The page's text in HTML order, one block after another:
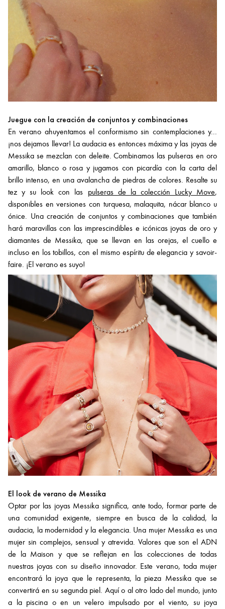
Juegue con la creación de conjuntos y combinaciones
En verano ahuyentamos el conformismo sin contemplaciones y...
¡nos dejamos llevar! La audacia es entonces máxima y las joyas de
Messika se mezclan con deleite. Combinamos las pulseras en oro
amarillo, blanco o rosa y jugamos con picardía con la carta del
brillo intenso, en una avalancha de piedras de colores. Resalte su
tez y su look con las pulseras de la colección Lucky Move,
disponibles en versiones con turquesa, malaquita, nácar blanco u
ónice. Una creación de conjuntos y combinaciones que también
hará maravillas con las imprescindibles e icónicas joyas de oro y
diamantes de Messika, que se llevan en las orejas, el cuello e
incluso en los tobillos, con el mismo espíritu de elegancia y savoir-
faire. ¡El verano es suyo!
El look de verano de Messika
Optar por las joyas Messika significa, ante todo, formar parte de
una comunidad exigente, siempre en busca de la calidad, la
audacia, la modernidad y la elegancia. Una mujer Messika es una
mujer sin complejos, sensual y atrevida. Valores que son el ADN
de la Maison y que se reflejan en las colecciones de todas
nuestras joyas con su diseño innovador. Este verano, toda mujer
encontrará la joya que le representa, la pieza Messika que se
convertirá en su segunda piel. Aquí o al otro lado del mundo, junto
a la piscina o en un velero impulsado por el viento, su joya